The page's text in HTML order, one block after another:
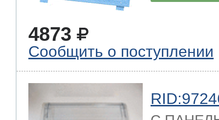
4873
Сообщить о поступлении